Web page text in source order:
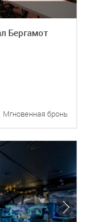
Бергамот
Мгновенная бронь